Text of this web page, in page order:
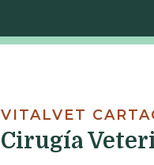
VITALVET
Cirugía